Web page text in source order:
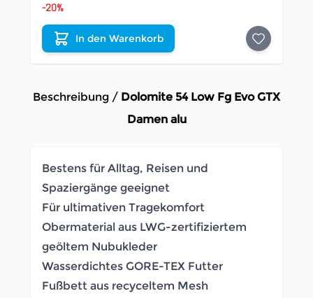
-20%
In den Warenkorb
Beschreibung / Dolomite 54 Low Fg Evo GTX
Damen alu
Bestens für Alltag, Reisen und
Spaziergänge geeignet
Für ultimativen Tragekomfort
Obermaterial aus LWG-zertifiziertem
geöltem Nubukleder
Wasserdichtes GORE-TEX Futter
Fußbett aus recyceltem Mesh